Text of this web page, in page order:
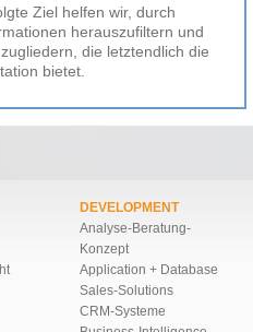
Ziel helfen wir, durch
herauszufiltern und
die letztendlich die
bietet.
DEVELOPMENT
Analyse-Beratung-
Konzept
Application + Database
Sales-Solutions
CRM-Systeme